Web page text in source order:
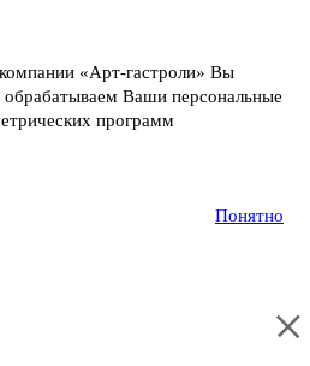
«Арт-гастроли» Вы
Ваши персональные
программ
Понятно